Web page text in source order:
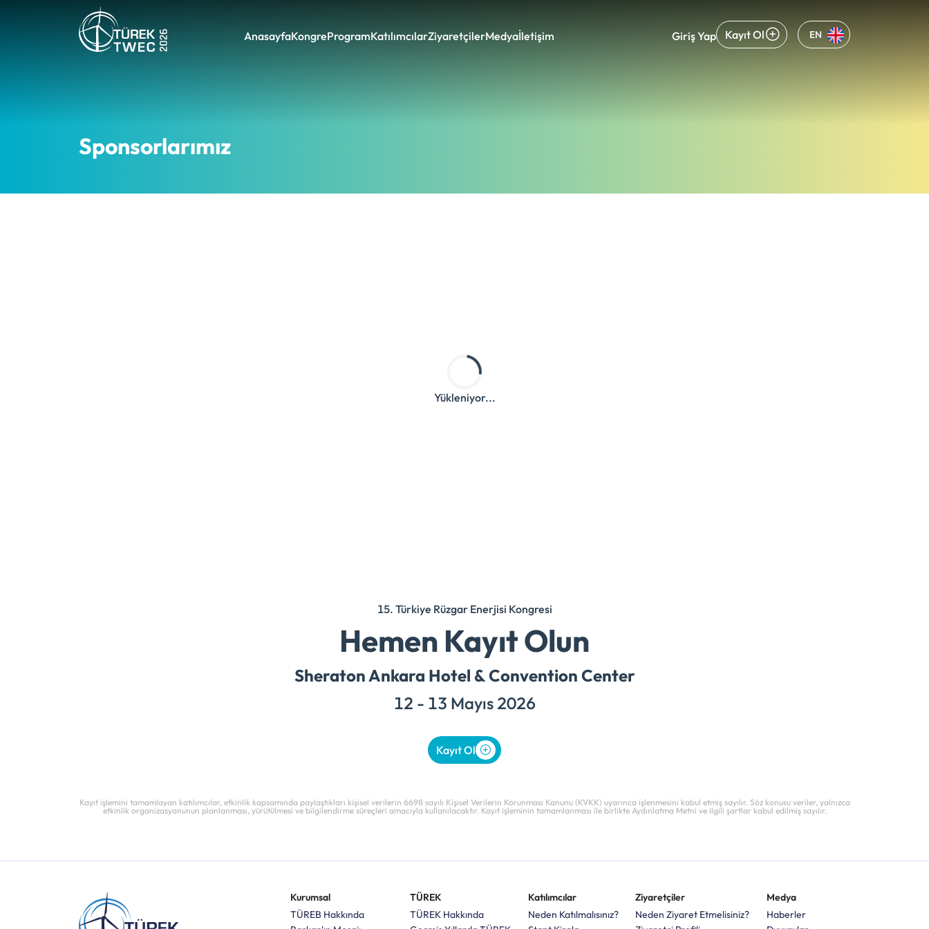
AnasayfaKongreProgramKatılımcılarZiyaretçilerMedyaİletişim Giriş Yap Kayıt Ol EN
Sponsorlarımız
Yükleniyor...
15. Türkiye Rüzgar Enerjisi Kongresi
Hemen Kayıt Olun
Sheraton Ankara Hotel & Convention Center
12 - 13 Mayıs 2026
Kayıt Ol
Kayıt işlemini tamamlayan katılımcılar, etkinlik kapsamında paylaştıkları kişisel verilerin 6698 sayılı Kişisel Verilerin Korunması Kanunu (KVKK) uyarınca işlenmesini kabul etmiş sayılır. Söz konusu veriler, yalnızca
etkinlik organizasyonunun planlanması, yürütülmesi ve bilgilendirme süreçleri amacıyla kullanılacaktır. Kayıt işleminin tamamlanması ile birlikte Aydınlatma Metni ve ilgili şartlar kabul edilmiş sayılır.
Kurumsal
TÜREB Hakkında
TÜREK
TÜREK Hakkında
Katılımcılar
Neden Katılmalısınız?
Ziyaretçiler
Neden Ziyaret Etmelisiniz?
Medya
Haberler